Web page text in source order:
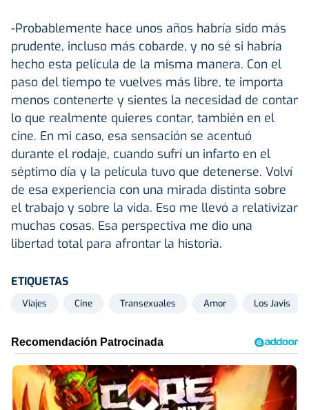
-Probablemente hace unos años habría sido más
prudente, incluso más cobarde, y no sé si habría
hecho esta película de la misma manera. Con el
paso del tiempo te vuelves más libre, te importa
menos contenerte y sientes la necesidad de contar
lo que realmente quieres contar, también en el
cine. En mi caso, esa sensación se acentuó
durante el rodaje, cuando sufrí un infarto en el
séptimo día y la película tuvo que detenerse. Volví
de esa experiencia con una mirada distinta sobre
el trabajo y sobre la vida. Eso me llevó a relativizar
muchas cosas. Esa perspectiva me dio una
libertad total para afrontar la historia.
ETIQUETAS
Viajes Cine Transexuales Amor Los Javis